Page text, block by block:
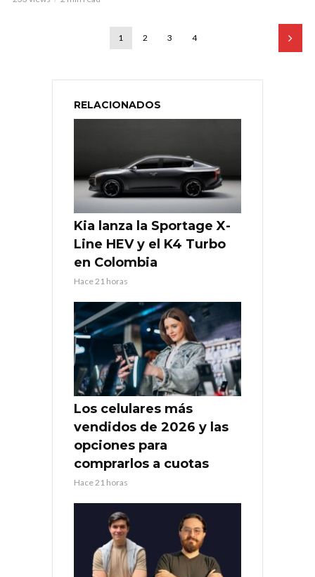
1 2 3 4
RELACIONADOS
Kia lanza la Sportage X-
Line HEV y el K4 Turbo
en Colombia
Hace 21 horas
Los celulares más
vendidos de 2026 y las
opciones para
comprarlos a cuotas
Hace 21 horas